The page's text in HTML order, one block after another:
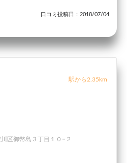
口コミ投稿日：2018/07/04
駅から2.35km
区御幣島３丁目１０−２